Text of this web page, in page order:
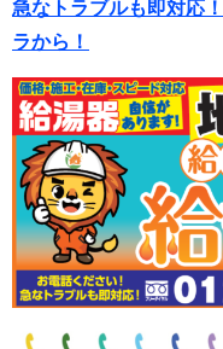
急なトラブルも即対応！
ラから！